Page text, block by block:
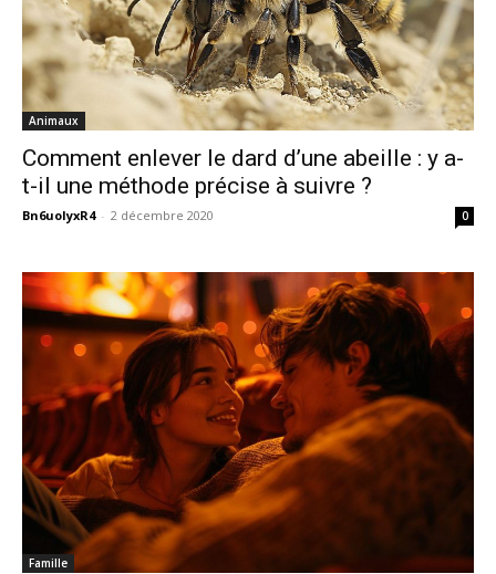
Animaux
Comment enlever le dard d’une abeille : y a-
t-il une méthode précise à suivre ?
Bn6uoIyxR4 - 2 décembre 2020 0
Famille